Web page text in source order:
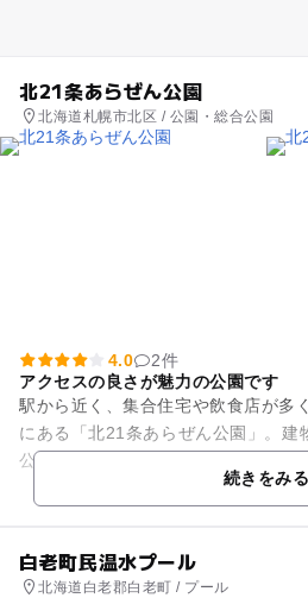
北21条あらぜん公園
北海道札幌市北区 / 公園・総合公園
4.0
2件
アクセスの良さが魅力の公園です
駅から近く、集合住宅や飲食店が多
にある「北21条あらぜん公園」。建
公園内の木々の緑が鮮やかに映えます。 園内にはすべり台
続きをみる
白老町民温水プール
北海道白老郡白老町 / プール